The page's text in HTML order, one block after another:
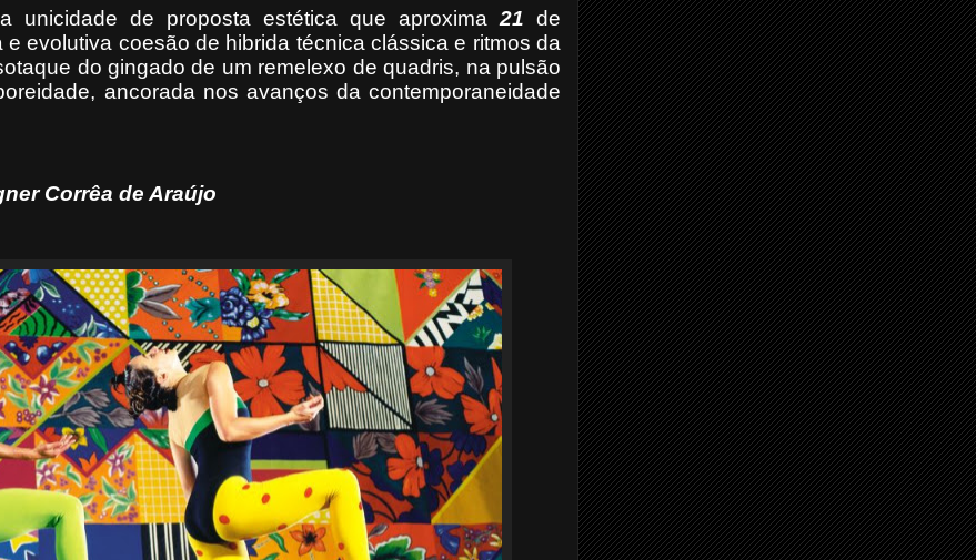
unicidade de proposta estética que aproxima 21 de
e evolutiva coesão de hibrida técnica clássica e ritmos da
do gingado de um remelexo de quadris, na pulsão
ancorada nos avanços da contemporaneidade
Corrêa de Araújo